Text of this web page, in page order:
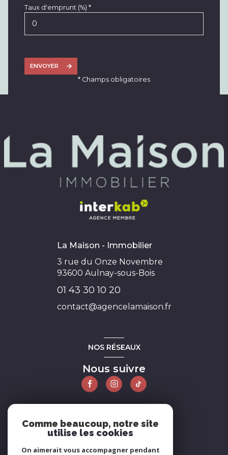
Taux d'emprunt (%) *
ENVOYER
* Champs obligatoires
La Maison - Immobilier
3 rue du Onze Novembre
93600 Aulnay-sous-Bois
01 43 30 10 20
contact@agencelamaison.fr
NOS RÉSEAUX
Nous suivre
ADHÉRENTS
Comme beaucoup, notre site
utilise les cookies
On aimerait vous accompagner pendant